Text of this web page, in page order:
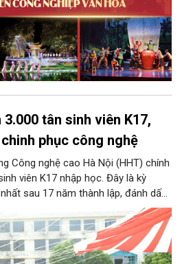
tân sinh viên K17,
phục công nghệ
Công nghệ cao Hà Nội (HHT) chính
viên K17 nhập học. Đây là kỳ
sau 17 năm thành lập, đánh dấu
của nhà trường.